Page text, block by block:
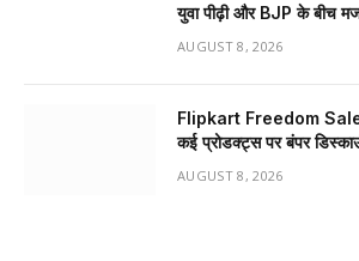
युवा पीढ़ी और BJP के बीच
AUGUST 8, 2026
Flipkart Freedom
कई प्रोडक्ट्स पर बंपर
AUGUST 8, 2026